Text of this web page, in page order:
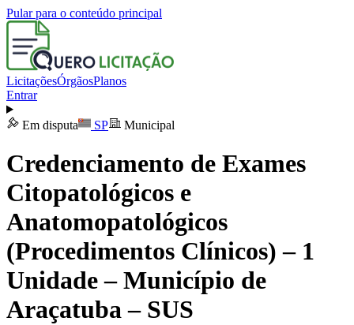
Pular para o conteúdo principal
LicitaçõesÓrgãosPlanos
Entrar
Em disputa SP Municipal
Credenciamento de Exames
Citopatológicos e
Anatomopatológicos
(Procedimentos Clínicos) – 1
Unidade – Município de
Araçatuba – SUS